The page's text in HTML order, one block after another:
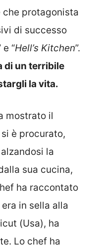
che protagonista
di successo
e “Hell’s Kitchen”.
di un terribile
la vita.
mostrato il
è procurato,
la
sua cucina,
ha raccontato
in sella alla
(Usa), ha
Lo chef ha